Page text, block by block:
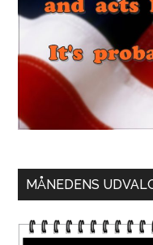
MÅNEDENS